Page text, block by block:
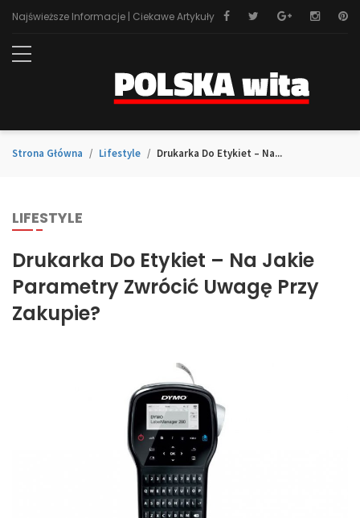
Najświeższe Informacje | Ciekawe Artykuły
Strona Główna Lifestyle Drukarka Do Etykiet – Na...
LIFESTYLE
Drukarka Do Etykiet – Na Jakie
Parametry Zwrócić Uwagę Przy
Zakupie?